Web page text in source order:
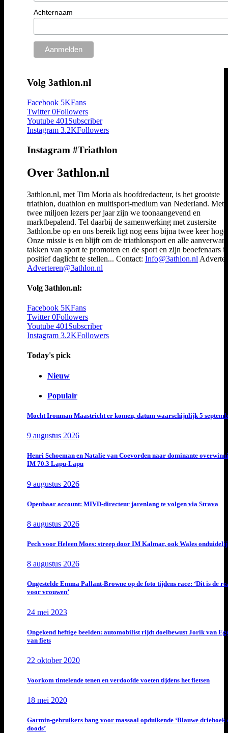
Achternaam
Volg 3athlon.nl
Facebook 5KFans
Twitter 0Followers
Youtube 401 Subscriber
Instagram 3.2KFollowers
Instagram #Triathlon
Over 3athlon.nl
3athlon.nl, met Tim Moria als hoofdredacteur, is het grootste
triathlon, duathlon en multisport-medium van Nederland. Met
twee miljoen lezers per jaar zijn we toonaangevend en
marktbepalend. Tel daarbij de samenwerking met zustersite
3athlon.be op en ons bereik ligt nog eens bijna twee keer
Onze missie is en blijft om de triathlonsport en alle
takken van sport te promoten en de sport en zijn beoefenaars
positief daglicht te stellen... Contact: Info@3athlon.nl
Adverteren@3athlon.nl
Volg 3athlon.nl:
Facebook 5KFans
Twitter 0Followers
Youtube 401 Subscriber
Instagram 3.2KFollowers
Today's pick
Nieuw
Populair
Mocht Ironman Maastricht er komen, datum waarschijnlijk 5
9 augustus 2026
Henri Schoeman en Natalie van Coevorden naar dominante
IM 70.3 Lapu-Lapu
9 augustus 2026
Openbaar account: MIVD-directeur jarenlang te volgen via Strava
8 augustus 2026
Pech voor Heleen Moes: streep door IM Kalmar, ook Wales
8 augustus 2026
Ongestelde Emma Pallant-Browne op de foto tijdens race: ‘Dit is de
voor vrouwen’
24 mei 2023
Ongekend heftige beelden: automobilist rijdt doelbewust Jorik van
van fiets
22 oktober 2020
Voorkom tintelende tenen en verdoofde voeten tijdens het fietsen
18 mei 2020
Garmin-gebruikers bang voor massaal opduikende ‘Blauwe driehoek
doods’